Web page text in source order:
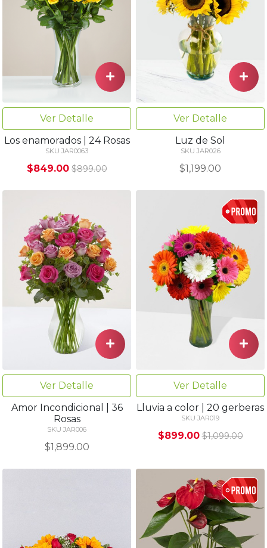
Ver Detalle
Los enamorados | 24 Rosas
SKU JAR0063
$849.00 $899.00
Ver Detalle
Luz de Sol
SKU JAR026
$1,199.00
Ver Detalle
Amor Incondicional | 36
Rosas
SKU JAR006
$1,899.00
Ver Detalle
Lluvia a color | 20 gerberas
SKU JAR019
$899.00 $1,099.00